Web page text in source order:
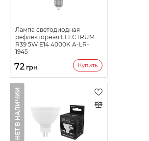
Лампа светодиодная
рефлекторная ELECTRUM
R39 5W E14 4000K A-LR-
1945
72 грн Купить
НЕТ В НАЛИЧИИ